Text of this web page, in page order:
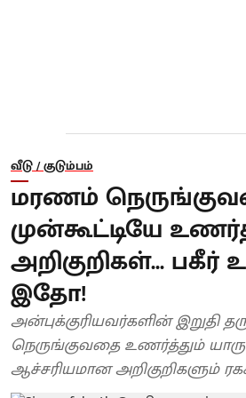
வீடு / குடும்பம்
மரணம்
முன்கூட்டியே
அறிகுறிகள்...
இதோ!
அன்புக்குரியவர்களின் இறுதி
நெருங்குவதை உணர்த்தும்
ஆச்சரியமான அறிகுறிகளும்